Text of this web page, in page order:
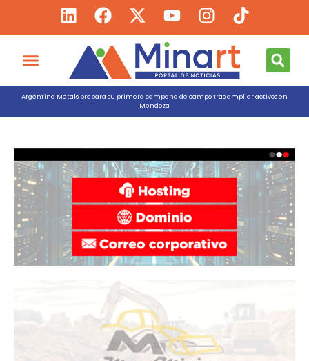
Argentina Metals prepara su primera campaña de campo tras ampliar activos en
Mendoza